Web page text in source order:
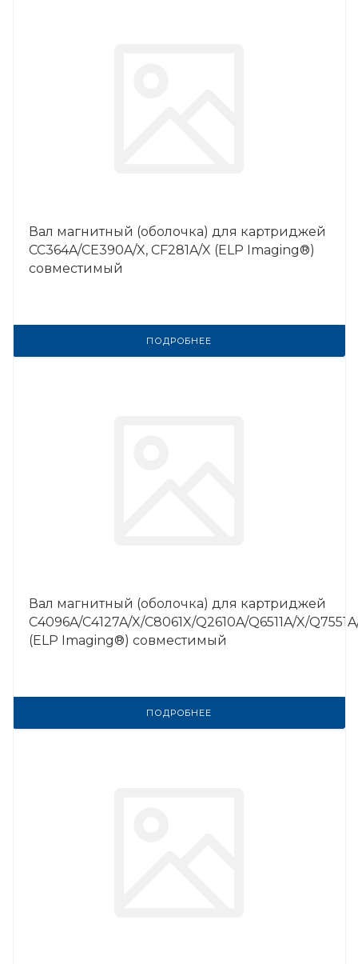
Вал магнитный (оболочка) для картриджей
CC364A/CE390A/X, CF281A/X (ELP Imaging®)
совместимый
ПОДРОБНЕЕ
Вал магнитный (оболочка) для картриджей
C4096A/C4127A/X/C8061X/Q2610A/Q6511A/X/
(ELP Imaging®) совместимый
ПОДРОБНЕЕ